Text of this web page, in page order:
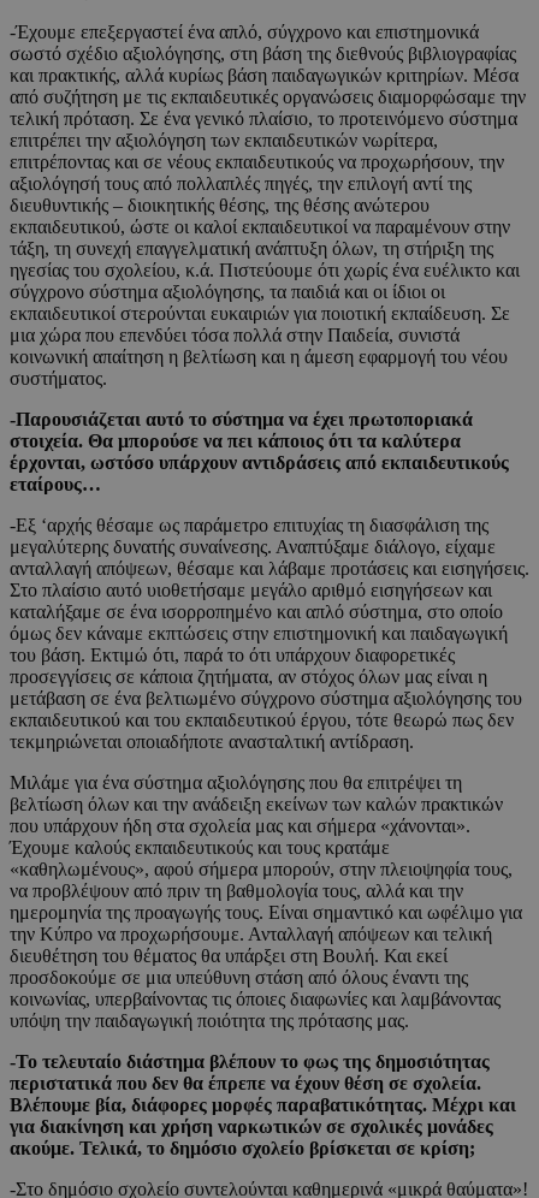
-Έχουμε επεξεργαστεί ένα απλό, σύγχρονο και επιστημονικά
σωστό σχέδιο αξιολόγησης, στη βάση της διεθνούς βιβλιογραφίας
και πρακτικής, αλλά κυρίως βάση παιδαγωγικών κριτηρίων. Μέσα
από συζήτηση με τις εκπαιδευτικές οργανώσεις διαμορφώσαμε την
τελική πρόταση. Σε ένα γενικό πλαίσιο, το προτεινόμενο σύστημα
επιτρέπει την αξιολόγηση των εκπαιδευτικών νωρίτερα,
επιτρέποντας και σε νέους εκπαιδευτικούς να προχωρήσουν, την
αξιολόγησή τους από πολλαπλές πηγές, την επιλογή αντί της
διευθυντικής – διοικητικής θέσης, της θέσης ανώτερου
εκπαιδευτικού, ώστε οι καλοί εκπαιδευτικοί να παραμένουν στην
τάξη, τη συνεχή επαγγελματική ανάπτυξη όλων, τη στήριξη της
ηγεσίας του σχολείου, κ.ά. Πιστεύουμε ότι χωρίς ένα ευέλικτο και
σύγχρονο σύστημα αξιολόγησης, τα παιδιά και οι ίδιοι οι
εκπαιδευτικοί στερούνται ευκαιριών για ποιοτική εκπαίδευση. Σε
μια χώρα που επενδύει τόσα πολλά στην Παιδεία, συνιστά
κοινωνική απαίτηση η βελτίωση και η άμεση εφαρμογή του νέου
συστήματος.
-Παρουσιάζεται αυτό το σύστημα να έχει πρωτοποριακά
στοιχεία. Θα μπορούσε να πει κάποιος ότι τα καλύτερα
έρχονται, ωστόσο υπάρχουν αντιδράσεις από εκπαιδευτικούς
εταίρους…
-Εξ ‘αρχής θέσαμε ως παράμετρο επιτυχίας τη διασφάλιση της
μεγαλύτερης δυνατής συναίνεσης. Αναπτύξαμε διάλογο, είχαμε
ανταλλαγή απόψεων, θέσαμε και λάβαμε προτάσεις και εισηγήσεις.
Στο πλαίσιο αυτό υιοθετήσαμε μεγάλο αριθμό εισηγήσεων και
καταλήξαμε σε ένα ισορροπημένο και απλό σύστημα, στο οποίο
όμως δεν κάναμε εκπτώσεις στην επιστημονική και παιδαγωγική
του βάση. Εκτιμώ ότι, παρά το ότι υπάρχουν διαφορετικές
προσεγγίσεις σε κάποια ζητήματα, αν στόχος όλων μας είναι η
μετάβαση σε ένα βελτιωμένο σύγχρονο σύστημα αξιολόγησης του
εκπαιδευτικού και του εκπαιδευτικού έργου, τότε θεωρώ πως δεν
τεκμηριώνεται οποιαδήποτε ανασταλτική αντίδραση.
Μιλάμε για ένα σύστημα αξιολόγησης που θα επιτρέψει τη
βελτίωση όλων και την ανάδειξη εκείνων των καλών πρακτικών
που υπάρχουν ήδη στα σχολεία μας και σήμερα «χάνονται».
Έχουμε καλούς εκπαιδευτικούς και τους κρατάμε
«καθηλωμένους», αφού σήμερα μπορούν, στην πλειοψηφία τους,
να προβλέψουν από πριν τη βαθμολογία τους, αλλά και την
ημερομηνία της προαγωγής τους. Είναι σημαντικό και ωφέλιμο για
την Κύπρο να προχωρήσουμε. Ανταλλαγή απόψεων και τελική
διευθέτηση του θέματος θα υπάρξει στη Βουλή. Και εκεί
προσδοκούμε σε μια υπεύθυνη στάση από όλους έναντι της
κοινωνίας, υπερβαίνοντας τις όποιες διαφωνίες και λαμβάνοντας
υπόψη την παιδαγωγική ποιότητα της πρότασης μας.
-Το τελευταίο διάστημα βλέπουν το φως της δημοσιότητας
περιστατικά που δεν θα έπρεπε να έχουν θέση σε σχολεία.
Βλέπουμε βία, διάφορες μορφές παραβατικότητας. Μέχρι και
για διακίνηση και χρήση ναρκωτικών σε σχολικές μονάδες
ακούμε. Τελικά, το δημόσιο σχολείο βρίσκεται σε κρίση;
-Στο δημόσιο σχολείο συντελούνται καθημερινά «μικρά θαύματα»!